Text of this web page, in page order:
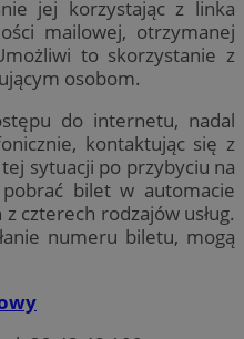
jej korzystając z linka
mailowej, otrzymanej
to skorzystanie z
osobom.
do internetu, nadal
kontaktując się z
sytuacji po przybyciu na
bilet w automacie
czterech rodzajów usług.
numeru biletu, mogą